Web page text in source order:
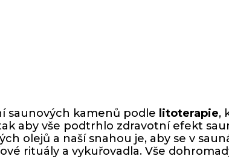
saunových kamenů podle litoterapie,
aby vše podtrhlo zdravotní efekt
olejů a naší snahou je, aby se v
rituály a vykuřovadla. Vše